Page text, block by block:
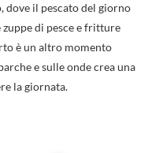
il pescato del giorno
zuppe di pesce e fritture
è un altro momento
e sulle onde crea una
la giornata.